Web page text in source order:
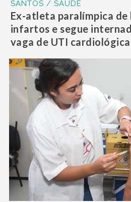
SANTOS / SAÚDE
Ex-atleta paralímpica de
infartos e segue
vaga de UTI cardiológica